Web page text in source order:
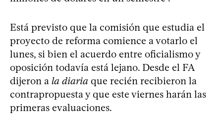
Está previsto que la comisión que estudia el
proyecto de reforma comience a votarlo el
lunes, si bien el acuerdo entre oficialismo y
oposición todavía está lejano. Desde el FA
dijeron a la diaria que recién recibieron la
contrapropuesta y que este viernes harán las
primeras evaluaciones.